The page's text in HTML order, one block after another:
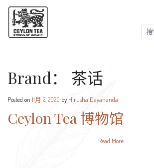
搜
索
Brand： 茶话
Posted on 11月 2, 2020 by Hirusha Dayananda
Ceylon Tea 博物馆
Read More